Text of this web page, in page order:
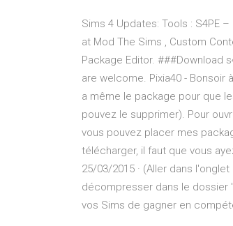
Sims 4 Updates: Tools : S4PE
at Mod The Sims , Custom
Package Editor. ###Download
are welcome. Pixia40 -
a même le package pour que
pouvez le supprimer). Pour
vous pouvez placer mes
télécharger, il faut que vous
25/03/2015 · (Aller dans
décompresser dans le dossier
vos Sims de gagner en